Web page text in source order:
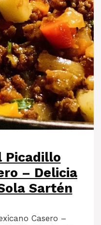
Picadillo
– Delicia
Sartén
Casero –